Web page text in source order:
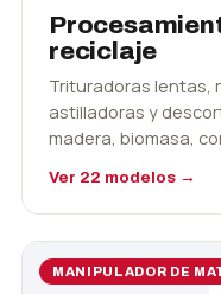
reciclaje
Trituradoras lentas,
astilladoras y
madera, biomasa,
Ver 22 modelos →
MANIPULADOR DE